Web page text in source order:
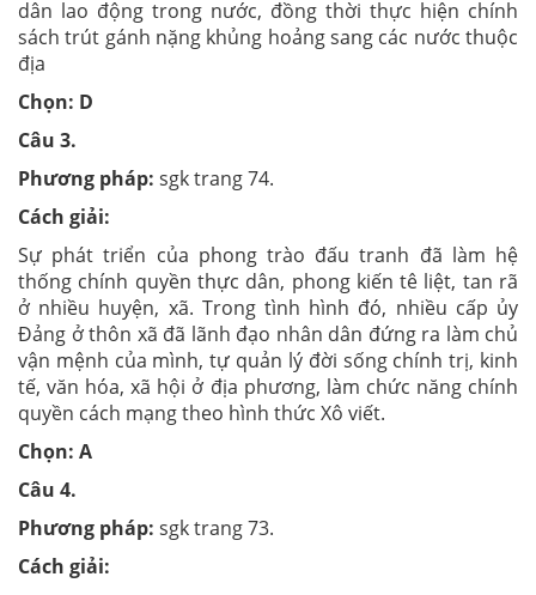
dân lao động trong nước, đồng thời thực hiện chính
sách trút gánh nặng khủng hoảng sang các nước thuộc
địa
Chọn: D
Câu 3.
Phương pháp: sgk trang 74.
Cách giải:
Sự phát triển của phong trào đấu tranh đã làm hệ
thống chính quyền thực dân, phong kiến tê liệt, tan rã
ở nhiều huyện, xã. Trong tình hình đó, nhiều cấp ủy
Đảng ở thôn xã đã lãnh đạo nhân dân đứng ra làm chủ
vận mệnh của mình, tự quản lý đời sống chính trị, kinh
tế, văn hóa, xã hội ở địa phương, làm chức năng chính
quyền cách mạng theo hình thức Xô viết.
Chọn: A
Câu 4.
Phương pháp: sgk trang 73.
Cách giải: